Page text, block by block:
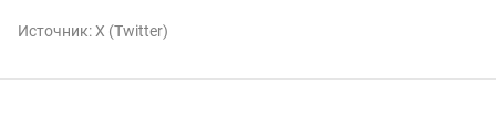
Источник:X (Twitter)